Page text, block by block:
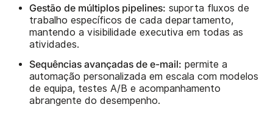
Gestão de múltiplos pipelines: suporta fluxos de
trabalho específicos de cada departamento,
mantendo a visibilidade executiva em todas as
atividades.
Sequências avançadas de e-mail: permite a
automação personalizada em escala com modelos
de equipa, testes A/B e acompanhamento
abrangente do desempenho.